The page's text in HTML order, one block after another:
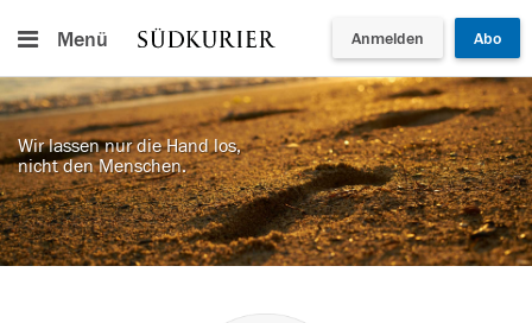
Menü Anmelden Abo
Wir lassen nur die Hand los,
nicht den Menschen.